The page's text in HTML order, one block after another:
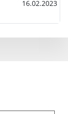
16.02.2023